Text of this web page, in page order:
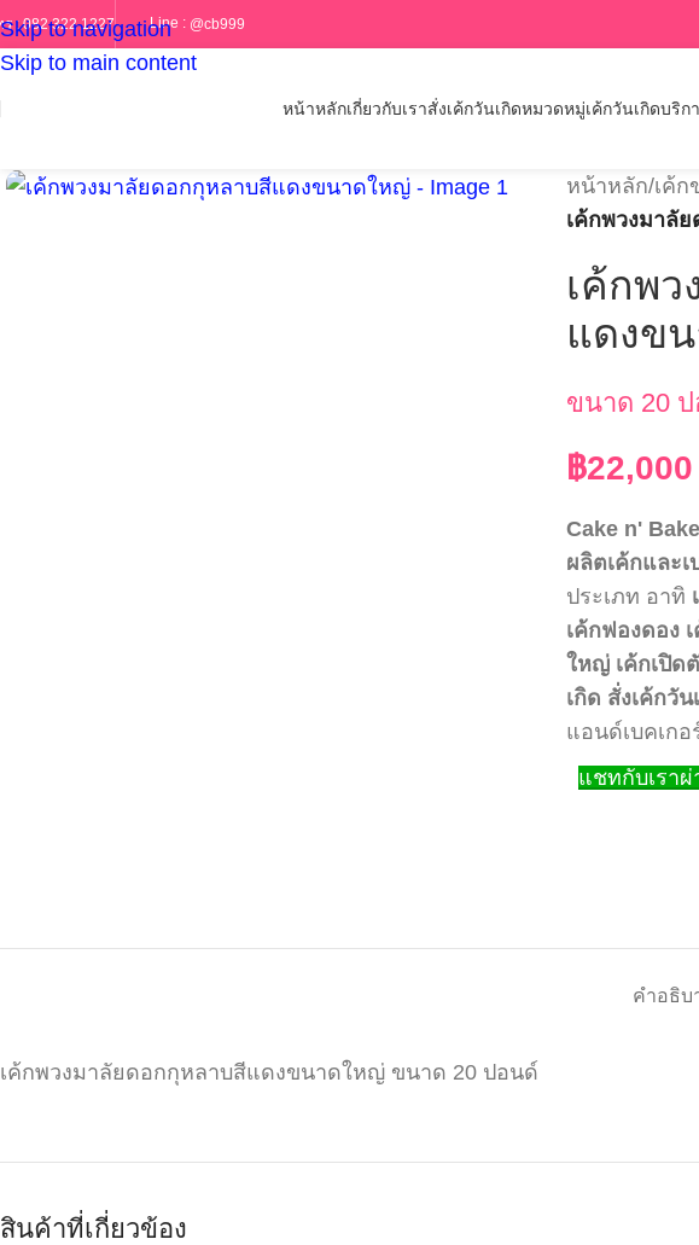
Skip to navigation
Skip to main content
ร : 082 322 1227 Line : @cb999
หน้าหลักเกี่ยวกับเราสั่งเค้กวันเกิดหมวดหมู่เค้กวันเกิดบริก
หน้าหลัก/เค้
เค้กพวงมาลั
เค้กพ
แดงข
ขนาด 20
฿22,000
Cake n'
ผลิตเค้กและเ
ประเภท อาทิ
เค้กฟองดอง
ใหญ่ เค้กเปิด
เกิด สั่งเค้กวัน
แอนด์เบคเกอ
แชทกับเราผ่
คำอธิบ
เค้กพวงมาลัยดอกกุหลาบสีแดงขนาดใหญ่ ขนาด 20 ปอนด์
สินค้าที่เกี่ยวข้อง